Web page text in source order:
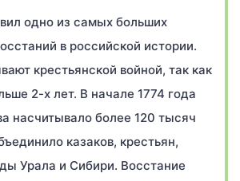
одно из самых больших
в российской истории.
крестьянской войной, так как
2-х лет. В начале 1774 года
насчитывало более 120 тысяч
казаков, крестьян,
Урала и Сибири. Восстание